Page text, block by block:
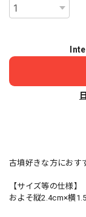
古墳好きな方におす
【サイズ等の仕様】
およそ縦2.4cm×横